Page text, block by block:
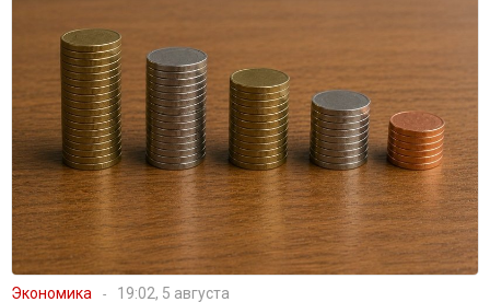
Экономика 19:02, 5 августа